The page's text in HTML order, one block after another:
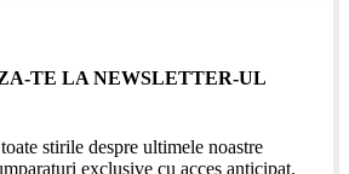
TE LA NEWSLETTER-UL
stirile despre ultimele noastre
exclusive cu acces anticipat.